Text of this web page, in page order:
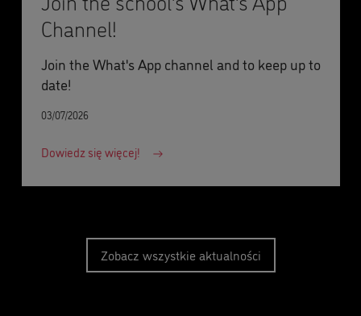
Channel!
Join the What's App channel and to keep up to
date!
03/07/2026
Dowiedz się więcej!
Zobacz wszystkie aktualności